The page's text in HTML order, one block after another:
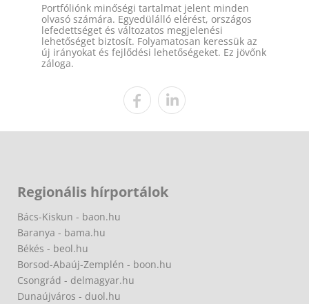
Portfóliónk minőségi tartalmat jelent minden
olvasó számára. Egyedülálló elérést, országos
lefedettséget és változatos megjelenési
lehetőséget biztosít. Folyamatosan keressük az
új irányokat és fejlődési lehetőségeket. Ez jövőnk
záloga.
Regionális hírportálok
Bács-Kiskun - baon.hu
Baranya - bama.hu
Békés - beol.hu
Borsod-Abaúj-Zemplén - boon.hu
Csongrád - delmagyar.hu
Dunaújváros - duol.hu